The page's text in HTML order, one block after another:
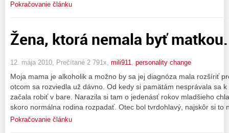
Pokračovanie článku
Žena, ktorá nemala byť
12. mája 2010, Prečítané 2 791x, mili911 personality change
Moja mama je alkoholik a možno by sa jej diagnóza mala rozšíriť
otcom sa rozviedla už dávno. Od kedy si pamätám nesprávala sa
začala robiť v bare. Narazila si tam o jedenásť rokov mladšieho
skoro normálna rodina rozpadať. Otec bol tvrdohlavý, najskôr si to
Pokračovanie článku